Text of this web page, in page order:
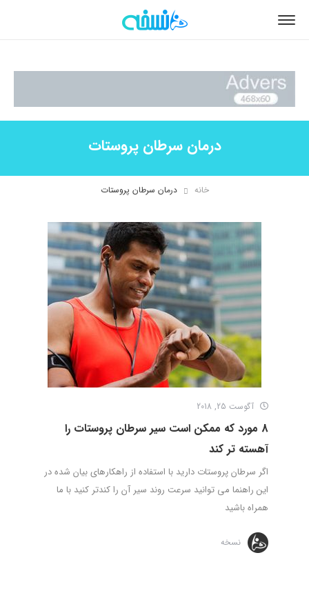
درمان سرطان پروستات
خانه درمان سرطان پروستات
آگوست 25, 2018
8 مورد که ممکن است سیر سرطان پروستات را
آهسته تر کند
اگر سرطان پروستات دارید با استفاده از راهکارهای بیان شده در
این راهنما می توانید سرعت روند سیر آن را کندتر کنید با ما
همراه باشید
نسخه